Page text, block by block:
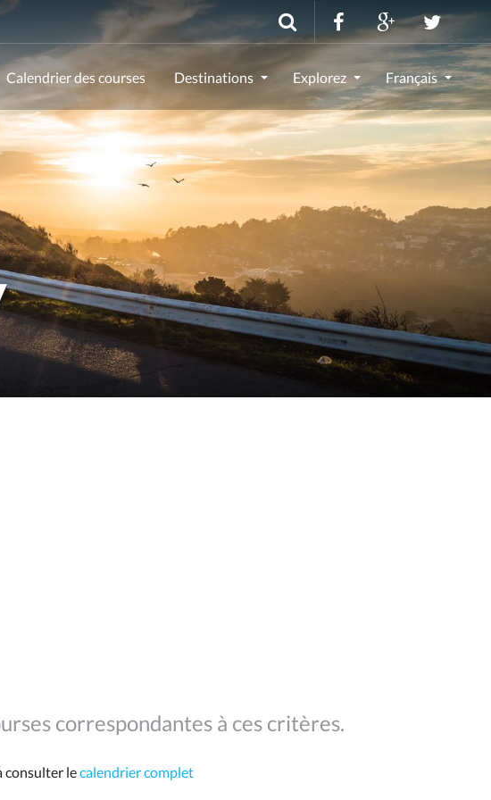
Calendrier des courses Destinations Explorez Français
correspondantes à ces critères.
consulter lecalendrier complet